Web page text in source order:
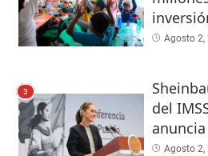
Agosto 2,
3
del
Agosto 2,